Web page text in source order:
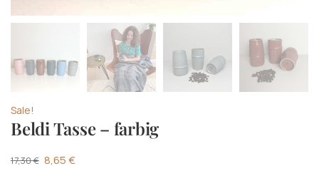
Sale!
Beldi Tasse – farbig
17,30€ 8,65€